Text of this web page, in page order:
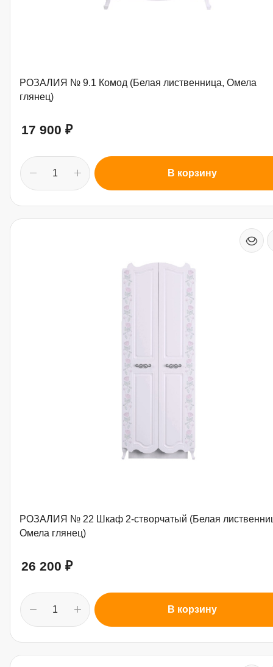
РОЗАЛИЯ № 9.1 Комод (Белая лиственница, Омела
глянец)
17 900 ₽
В корзину
РОЗАЛИЯ № 22 Шкаф 2-створчатый (Белая
Омела глянец)
26 200 ₽
В корзину